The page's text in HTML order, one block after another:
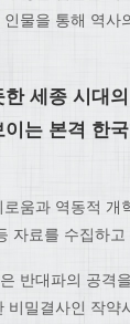
물을 통해 역
세종 시대
는 본격 한국
움과 역동적
자료를 수집하
반대파의 공
비밀결사인 작